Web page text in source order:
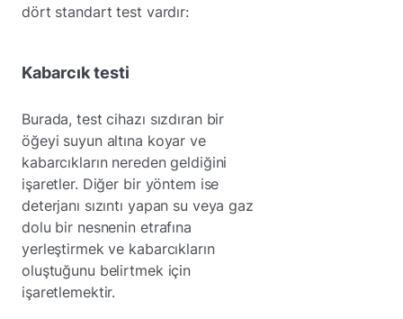
dört standart test vardır:
Kabarcık testi
Burada, test cihazı sızdıran bir
öğeyi suyun altına koyar ve
kabarcıkların nereden geldiğini
işaretler. Diğer bir yöntem ise
deterjanı sızıntı yapan su veya gaz
dolu bir nesnenin etrafına
yerleştirmek ve kabarcıkların
oluştuğunu belirtmek için
işaretlemektir.